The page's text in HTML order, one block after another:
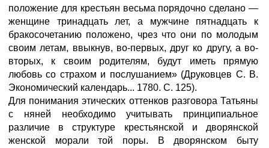
положение для крестьян весьма порядочно сделано —
женщине тринадцать лет, а мужчине пятнадцать к
бракосочетанию положено, чрез что они по молодым
своим летам, ввыкнув, во-первых, друг ко другу, а во-
вторых, к своим родителям, будут иметь прямую
любовь со страхом и послушанием» (Друковцев С. В.
Экономический календарь... 1780. С. 125).
Для понимания этических оттенков разговора Татьяны
с няней необходимо учитывать принципиальное
различие в структуре крестьянской и дворянской
женской морали той поры. В дворянском быту